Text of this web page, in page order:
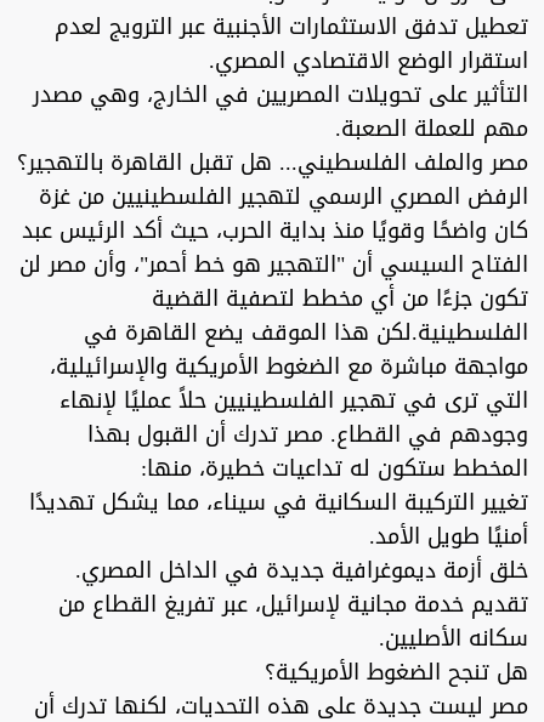
تعطيل تدفق الاستثمارات الأجنبية عبر الترويج لعدم
استقرار الوضع الاقتصادي المصري.
التأثير على تحويلات المصريين في الخارج، وهي مصدر
مهم للعملة الصعبة.
مصر والملف الفلسطيني... هل تقبل القاهرة بالتهجير؟
الرفض المصري الرسمي لتهجير الفلسطينيين من غزة
كان واضحًا وقويًا منذ بداية الحرب، حيث أكد الرئيس عبد
الفتاح السيسي أن "التهجير هو خط أحمر"، وأن مصر لن
تكون جزءًا من أي مخطط لتصفية القضية
الفلسطينية.لكن هذا الموقف يضع القاهرة في
مواجهة مباشرة مع الضغوط الأمريكية والإسرائيلية،
التي ترى في تهجير الفلسطينيين حلاً عمليًا لإنهاء
وجودهم في القطاع. مصر تدرك أن القبول بهذا
المخطط ستكون له تداعيات خطيرة، منها:
تغيير التركيبة السكانية في سيناء، مما يشكل تهديدًا
أمنيًا طويل الأمد.
خلق أزمة ديموغرافية جديدة في الداخل المصري.
تقديم خدمة مجانية لإسرائيل، عبر تفريغ القطاع من
سكانه الأصليين.
هل تنجح الضغوط الأمريكية؟
مصر ليست جديدة على هذه التحديات، لكنها تدرك أن